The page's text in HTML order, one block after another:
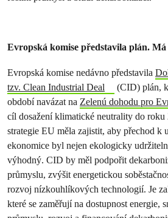
Evropská komise představila plán. Má
Evropská komise nedávno představila
tzv. Clean Industrial Deal
(CID) plán,
období navázat na Zelenú dohodu pro
cíl dosažení klimatické neutrality do
strategie EU měla zajistit, aby přechod k
ekonomice byl nejen ekologicky
výhodný. CID by měl podpořit
průmyslu, zvýšit energetickou
rozvoj nízkouhlíkových technologií. Je
které se zaměřují na dostupnost energie,